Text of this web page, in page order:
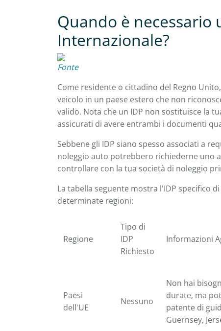
Quando è necessario
Internazionale?
Fonte
Come residente o cittadino del Regno
veicolo in un paese estero che non
valido. Nota che un IDP non sostituisce la
assicurati di avere entrambi i documenti
Sebbene gli IDP siano spesso associati a
noleggio auto potrebbero richiederne uno
controllare con la tua società di noleggio
La tabella seguente mostra l'IDP specifico
determinate regioni:
Regione
Tipo di
IDP
Richiesto
Informazioni
Paesi
dell'UE
Nessuno
Non hai
durate, ma
patente di
Guernsey,